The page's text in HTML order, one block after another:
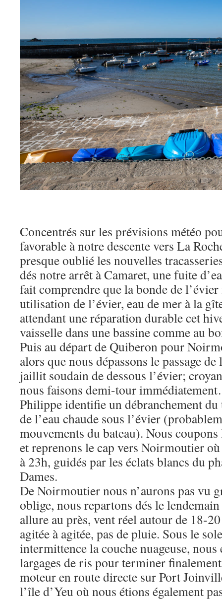
Concentrés sur les prévisions météo
favorable à notre descente vers La
presque oublié les nouvelles
dés notre arrêt à Camaret, une fuite
fait comprendre que la bonde de
utilisation de l’évier, eau de mer à la
attendant une réparation durable cet
vaisselle dans une bassine comme au
Puis au départ de Quiberon pour
alors que nous dépassons le passage
jaillit soudain de dessous l’évier;
nous faisons demi-tour
Philippe identifie un débranchement
de l’eau chaude sous l’évier
mouvements du bateau). Nous coupons
et reprenons le cap vers Noirmoutier
à 23h, guidés par les éclats blancs du
Dames.
De Noirmoutier nous n’aurons pas vu
oblige, nous repartons dés le
allure au près, vent réel autour de 18-
agitée à agitée, pas de pluie. Sous le
intermittence la couche nuageuse,
largages de ris pour terminer
moteur en route directe sur Port
l’île d’Yeu où nous étions également